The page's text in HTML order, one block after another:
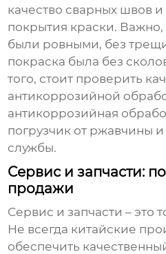
качество сварных швов
покрытия краски.
были ровными, без
покраска была без
того, стоит проверить
антикоррозийной
антикоррозийная
погрузчик от ржавчины
службы.
Сервис и запчасти:
продажи
Сервис и запчасти – это
Не всегда китайские
обеспечить